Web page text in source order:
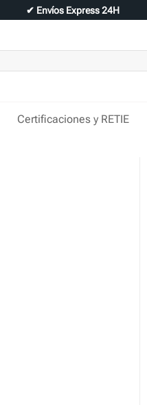
✔ Envíos Express 24H
Certificaciones y RETIE